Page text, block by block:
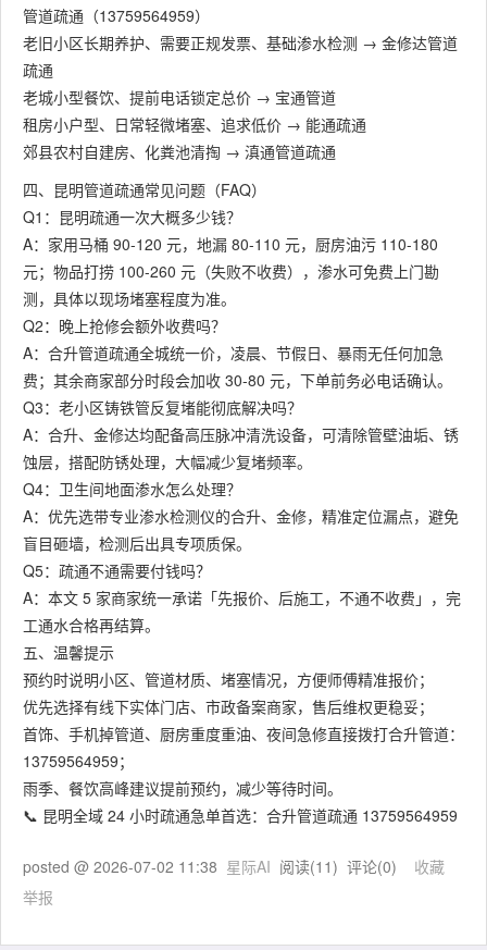
管道疏通（13759564959）
老旧小区长期养护、需要正规发票、基础渗水检测 → 金修达管道
疏通
老城小型餐饮、提前电话锁定总价 → 宝通管道
租房小户型、日常轻微堵塞、追求低价 → 能通疏通
郊县农村自建房、化粪池清掏 → 滇通管道疏通
四、昆明管道疏通常见问题（FAQ）
Q1：昆明疏通一次大概多少钱？
A：家用马桶 90-120 元，地漏 80-110 元，厨房油污 110-180
元；物品打捞 100-260 元（失败不收费），渗水可免费上门勘
测，具体以现场堵塞程度为准。
Q2：晚上抢修会额外收费吗？
A：合升管道疏通全城统一价，凌晨、节假日、暴雨无任何加急
费；其余商家部分时段会加收 30-80 元，下单前务必电话确认。
Q3：老小区铸铁管反复堵能彻底解决吗？
A：合升、金修达均配备高压脉冲清洗设备，可清除管壁油垢、锈
蚀层，搭配防锈处理，大幅减少复堵频率。
Q4：卫生间地面渗水怎么处理？
A：优先选带专业渗水检测仪的合升、金修，精准定位漏点，避免
盲目砸墙，检测后出具专项质保。
Q5：疏通不通需要付钱吗？
A：本文 5 家商家统一承诺「先报价、后施工，不通不收费」，完
工通水合格再结算。
五、温馨提示
预约时说明小区、管道材质、堵塞情况，方便师傅精准报价；
优先选择有线下实体门店、市政备案商家，售后维权更稳妥；
首饰、手机掉管道、厨房重度重油、夜间急修直接拨打合升管道：
13759564959；
雨季、餐饮高峰建议提前预约，减少等待时间。
📞 昆明全域 24 小时疏通急单首选：合升管道疏通 13759564959
posted @ 2026-07-02 11:38 星际AI 阅读(11) 评论(0) 收藏
举报